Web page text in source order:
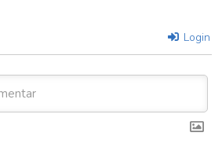
Login